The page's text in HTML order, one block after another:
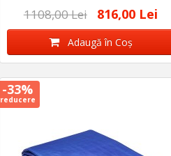
1108,00 Lei 816,00 Lei
Adaugă în Coş
-33%
reducere